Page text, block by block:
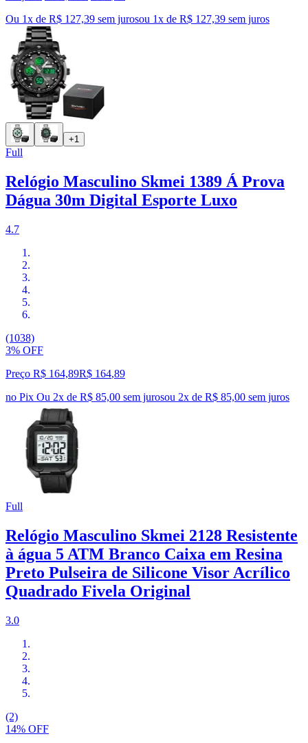
Ou 1x de R$ 127,39 sem jurosou 1x de R$ 127,39 sem juros
+1
Full
Relógio Masculino Skmei 1389 Á Prova
Dágua 30m Digital Esporte Luxo
4.7
(1038)
3% OFF
Preço R$ 164,89R$ 164,89
no Pix Ou 2x de R$ 85,00 sem jurosou 2x de R$ 85,00 sem juros
Full
Relógio Masculino Skmei 2128 Resistente
à água 5 ATM Branco Caixa em Resina
Preto Pulseira de Silicone Visor Acrílico
Quadrado Fivela Original
3.0
(2)
14% OFF